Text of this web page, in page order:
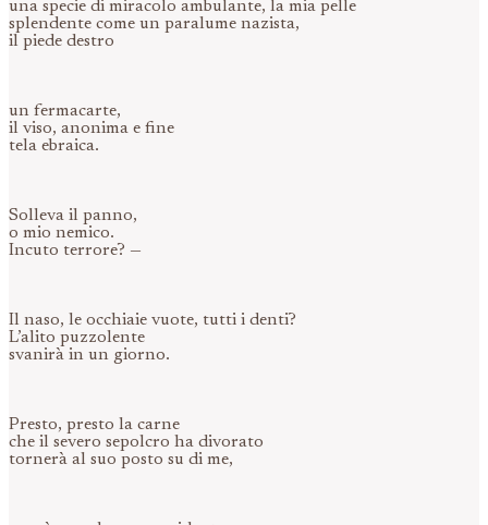
una specie di miracolo ambulante, la mia pelle
splendente come un paralume nazista,
il piede destro
un fermacarte,
il viso, anonima e fine
tela ebraica.
Solleva il panno,
o mio nemico.
Incuto terrore? —
Il naso, le occhiaie vuote, tutti i denti?
L’alito puzzolente
svanirà in un giorno.
Presto, presto la carne
che il severo sepolcro ha divorato
tornerà al suo posto su di me,